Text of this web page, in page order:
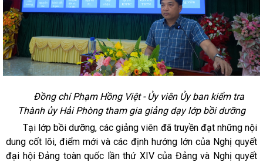
Đồng chí Phạm Hồng Việt - Ủy viên Ủy ban kiểm tra
Thành ủy Hải Phòng tham gia giảng dạy lớp bồi dưỡng
Tại lớp bồi dưỡng, các giảng viên đã truyền đạt những nội
dung cốt lõi, điểm mới và các định hướng lớn của Nghị quyết
đại hội Đảng toàn quốc lần thứ XIV của Đảng và Nghị quyết